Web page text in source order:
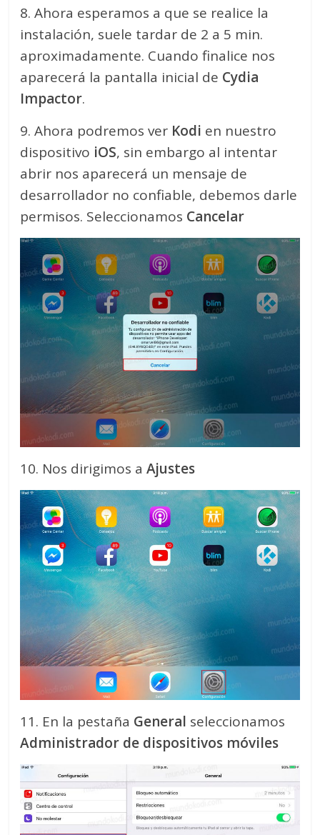
8. Ahora esperamos a que se realice la
instalación, suele tardar de 2 a 5 min.
aproximadamente. Cuando finalice nos
aparecerá la pantalla inicial de Cydia
Impactor.
9. Ahora podremos ver Kodi en nuestro
dispositivo iOS, sin embargo al intentar
abrir nos aparecerá un mensaje de
desarrollador no confiable, debemos darle
permisos. Seleccionamos Cancelar
10. Nos dirigimos aAjustes
11. En la pestaña General seleccionamos
Administrador de dispositivos móviles